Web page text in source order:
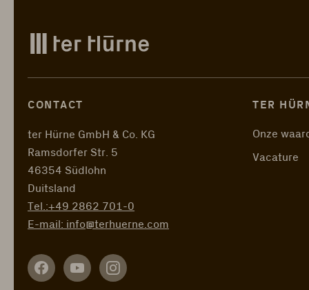
CONTACT
ter Hürne GmbH & Co. KG
Ramsdorfer Str. 5
46354 Südlohn
Duitsland
Tel.:+49 2862 701-0
E-mail: info@terhuerne.com
TER
Onze
Vacature